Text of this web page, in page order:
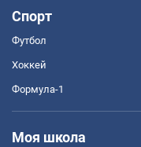
Спорт
Футбол
Хоккей
Формула-1
Моя школа